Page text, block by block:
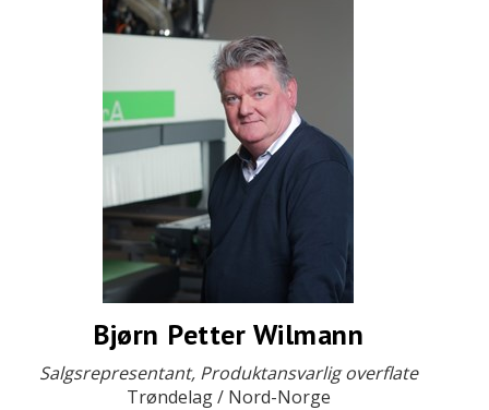
Bjørn Petter Wilmann
Salgsrepresentant, Produktansvarlig overflate
Trøndelag / Nord-Norge